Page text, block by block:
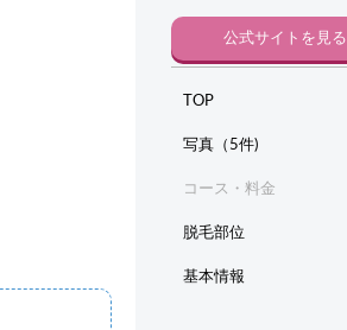
公式サイトを見る
TOP
写真（5件)
コース・料金
脱毛部位
基本情報